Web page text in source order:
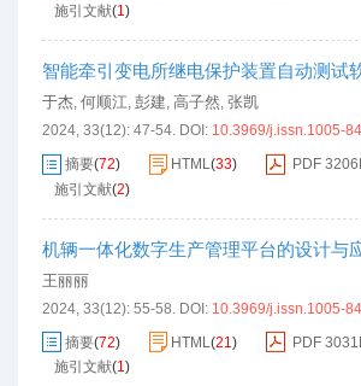
施引文献(1 )
智能牵引变电所继电保护装置自动测试
于杰 何顺江 彭建 高子然 张凯
2024, 33(12): 47-54. DOI: 10.3969/j.issn.1005-
摘要(72) HTML (33) PDF
施引文献(2)
机辆一体化数字生产管理平台的设计与
王丽丽
2024, 33(12): 55-58. DOI: 10.3969/j.issn.1005-
摘要(72) HTML (21 ) PDF
施引文献(1)